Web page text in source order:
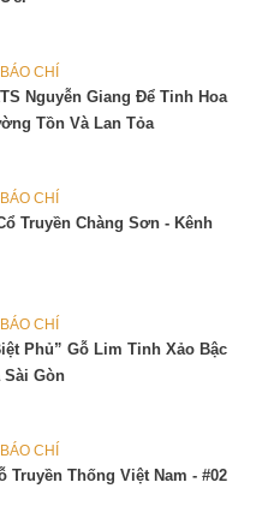
CHÍ
Nguyễn Giang Để Tinh Hoa
Tồn Và Lan Tỏa
CHÍ
Truyền Chàng Sơn - Kênh
CHÍ
Phủ” Gỗ Lim Tinh Xảo Bậc
Sài Gòn
CHÍ
Truyền Thống Việt Nam - #02